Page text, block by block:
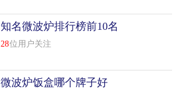
知名微波炉排行榜前10名
28位用户关注
微波炉饭盒哪个牌子好